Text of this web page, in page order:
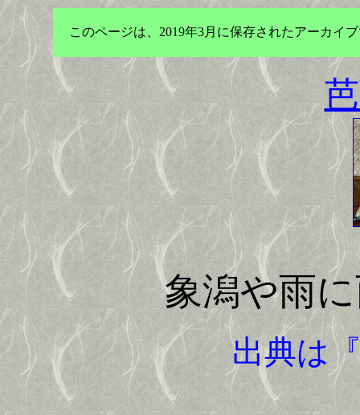
このページは、2019年3月に保存されたアーカイ
象潟や雨
出典は